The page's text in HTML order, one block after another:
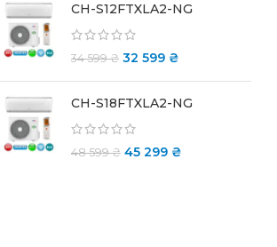
CH-S12FTXLA2-NG
34 599₴ 32 599 ₴
CH-S18FTXLA2-NG
48 599₴ 45 299 ₴